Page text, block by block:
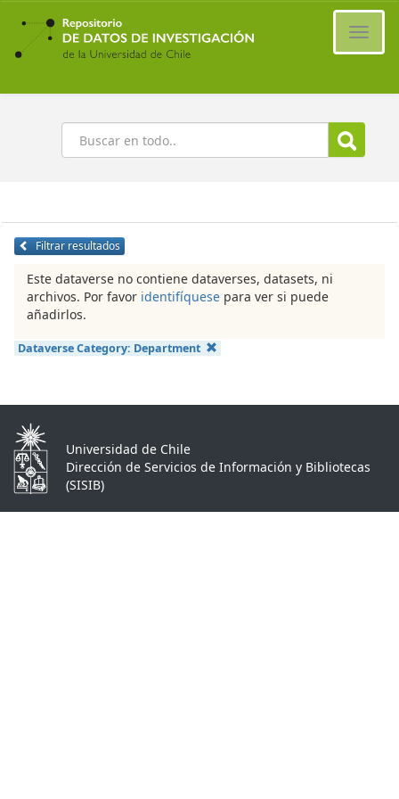
Ir
contenido
principal
Buscar
Filtrar resultados
Este dataverse no contiene dataverses, datasets, ni
archivos. Por favor identifíquese para ver si puede
añadirlos.
Dataverse Category: Department
Universidad de Chile
Dirección de Servicios de Información y Bibliotecas
(SISIB)